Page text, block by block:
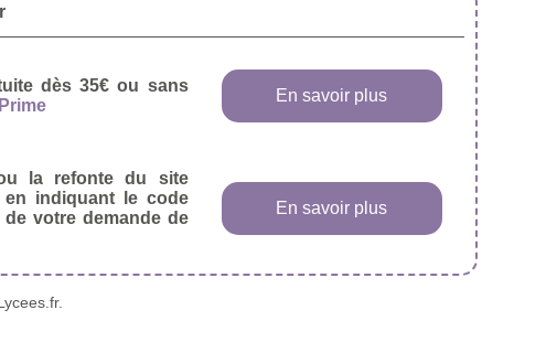
dès 35€ ou sans
En savoir plus
la refonte du site
indiquant le code
votre demande de
En savoir plus